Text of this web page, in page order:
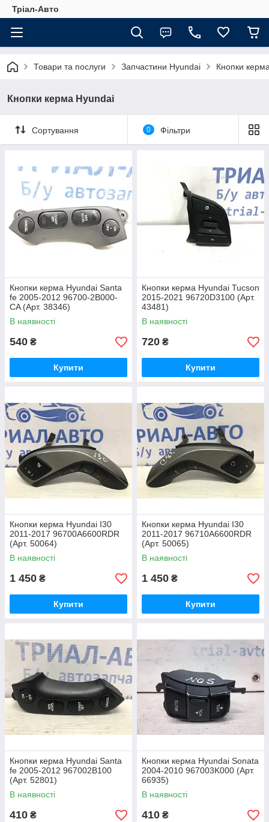
Тріал-Авто
Товари та послуги Запчастини Hyundai Кнопки
Кнопки керма Hyundai
Сортування 0 Фільтри
Кнопки керма Hyundai Santa
fe 2005-2012 96700-2B000-
CA (Арт. 38346)
В наявності
540 ₴
Купити
Кнопки керма Hyundai Tucson
2015-2021 96720D3100 (Арт.
43481)
В наявності
720 ₴
Купити
Кнопки керма Hyundai I30
2011-2017 96700A6600RDR
(Арт. 50064)
В наявності
1 450 ₴
Купити
Кнопки керма Hyundai I30
2011-2017 96710A6600RDR
(Арт. 50065)
В наявності
1 450 ₴
Купити
Кнопки керма Hyundai Santa
fe 2005-2012 967002B100
(Арт. 52801)
В наявності
410 ₴
Кнопки керма Hyundai Sonata
2004-2010 967003K000 (Арт.
66935)
В наявності
410 ₴